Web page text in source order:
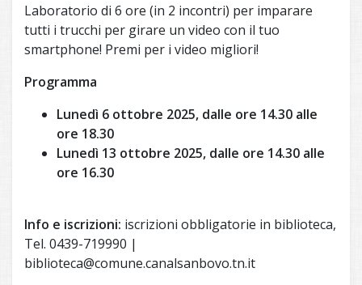
Laboratorio di 6 ore (in 2 incontri) per imparare
tutti i trucchi per girare un video con il tuo
smartphone! Premi per i video migliori!
Programma
Lunedì 6 ottobre 2025, dalle ore 14.30 alle
ore 18.30
Lunedì 13 ottobre 2025, dalle ore 14.30 alle
ore 16.30
Info e iscrizioni: iscrizioni obbligatorie in biblioteca,
Tel. 0439-719990 |
biblioteca@comune.canalsanbovo.tn.it